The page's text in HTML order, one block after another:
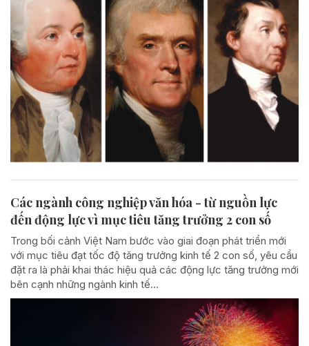
Các ngành công nghiệp văn hóa - từ nguồn lực
đến động lực vì mục tiêu tăng trưởng 2 con số
Trong bối cảnh Việt Nam bước vào giai đoạn phát triển mới
với mục tiêu đạt tốc độ tăng trưởng kinh tế 2 con số, yêu cầu
đặt ra là phải khai thác hiệu quả các động lực tăng trưởng mới
bên cạnh những ngành kinh tế...